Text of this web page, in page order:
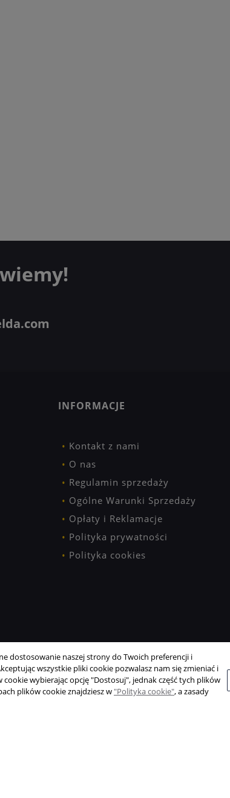
INFORMACJE
Kontakt z nami
O nas
Regulamin sprzedaży
Ogólne Warunki Sprzedaży
Opłaty i Reklamacje
Polityka prywatności
Polityka cookies
dostosowanie naszej strony do Twoich preferencji i
wszystkie pliki cookie pozwalasz nam się zmieniać i
wybierając opcję "Dostosuj", jednak część tych plików
plików cookie znajdziesz w "Polityka cookie", a zasady